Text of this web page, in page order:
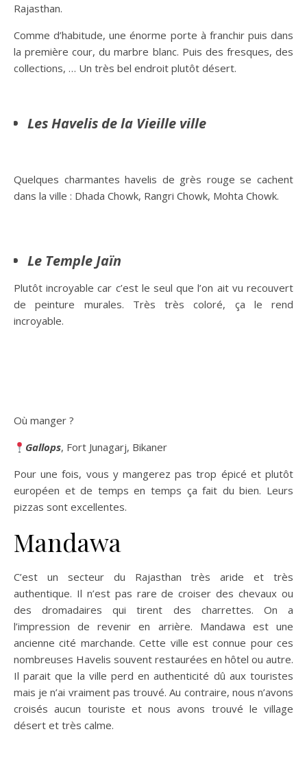
Rajasthan.
Comme d’habitude, une énorme porte à franchir puis dans
la première cour, du marbre blanc. Puis des fresques, des
collections, … Un très bel endroit plutôt désert.
Les Havelis de la Vieille ville
Quelques charmantes havelis de grès rouge se cachent
dans la ville : Dhada Chowk, Rangri Chowk, Mohta Chowk.
Le Temple Jaïn
Plutôt incroyable car c’est le seul que l’on ait vu recouvert
de peinture murales. Très très coloré, ça le rend
incroyable.
Où manger ?
Gallops, Fort Junagarj, Bikaner
Pour une fois, vous y mangerez pas trop épicé et plutôt
européen et de temps en temps ça fait du bien. Leurs
pizzas sont excellentes.
Mandawa
C’est un secteur du Rajasthan très aride et très
authentique. Il n’est pas rare de croiser des chevaux ou
des dromadaires qui tirent des charrettes. On a
l’impression de revenir en arrière. Mandawa est une
ancienne cité marchande. Cette ville est connue pour ces
nombreuses Havelis souvent restaurées en hôtel ou autre.
Il parait que la ville perd en authenticité dû aux touristes
mais je n’ai vraiment pas trouvé. Au contraire, nous n’avons
croisés aucun touriste et nous avons trouvé le village
désert et très calme.